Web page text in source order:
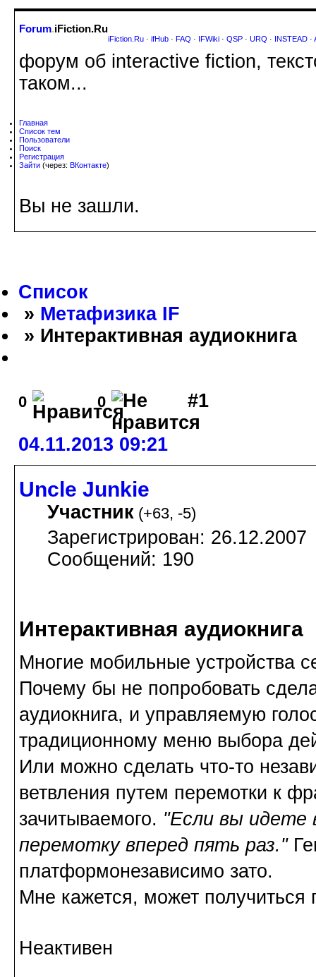
Forum.iFiction.Ru
iFiction.Ru · ifHub · FAQ · IFWiki · QSP · URQ · INSTEAD ·
форум об interactive fiction,
таком...
Главная
Список тем
Пользователи
Поиск
Регистрация
Зайти (через: ВКонтакте)
Вы не зашли.
Список
» Метафизика IF
» Интерактивная аудиокнига
0 0 #1
04.11.2013 09:21
Uncle Junkie
Участник (+63, -5)
Зарегистрирован: 26.12.2007
Сообщений: 190
Интерактивная аудиокнига
Многие мобильные устройства
Почему бы не попробовать
аудиокнига, и управляемую
традиционному меню выбора
Или можно сделать что-то
ветвления путем перемотки к
зачитываемого. "Если вы идете
перемотку вперед пять раз."
платформонезависимо зато.
Мне кажется, может получиться
Неактивен